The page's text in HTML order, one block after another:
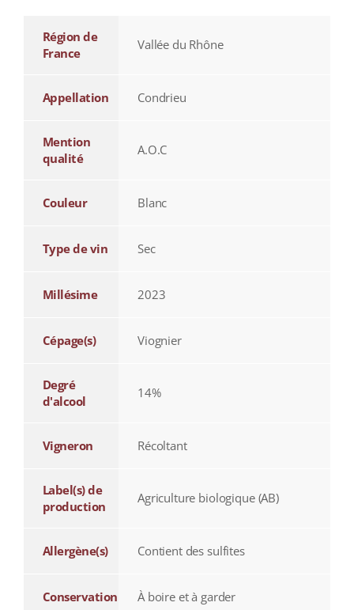
Région de
France
Vallée du Rhône
Appellation Condrieu
Mention
qualité
A.O.C
Couleur Blanc
Type de vin Sec
Millésime 2023
Cépage(s) Viognier
Degré
d'alcool
14%
Vigneron Récoltant
Label(s) de
production
Agriculture biologique (AB)
Allergène(s) Contient des sulfites
Conservation À boire et à garder